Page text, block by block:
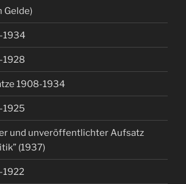
Gelde)
1934
1928
1908-1934
1925
und unveröffentlichter Aufsatz
(1937)
1922